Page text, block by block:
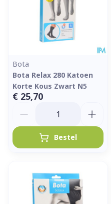
Bota
Bota Relax 280 Katoen
Korte Kous Zwart N5
€ 25,70
Bestel